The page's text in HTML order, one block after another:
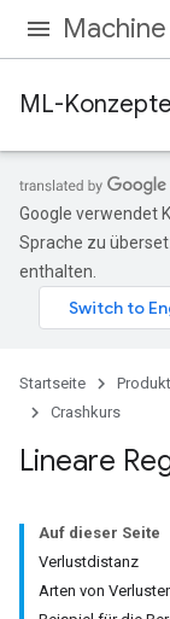
ML-Konzepte
Google verwendet
Sprache zu
enthalten.
Startseite
Crashkurs
Lineare
Auf dieser Seite
Verlustdistanz
Arten von